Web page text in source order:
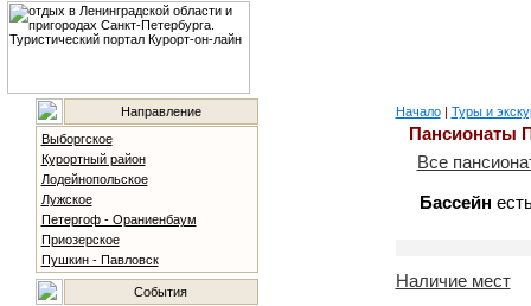
Направление
Выборгское
Курортный район
Лодейнопольское
Лужское
Петергоф - Ораниенбаум
Приозерское
Пушкин - Павловск
События
Начало| Туры и
Пансионаты
Все
Бассейн
Наличие мест